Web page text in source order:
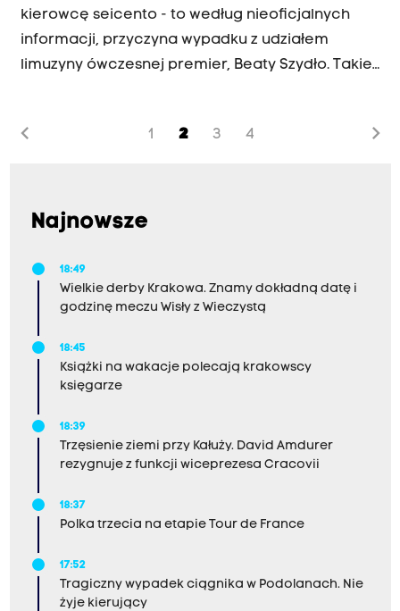
kierowcę seicento - to według nieoficjalnych
informacji, przyczyna wypadku z udziałem
limuzyny ówczesnej premier, Beaty Szydło. Takie
przygotowali dokumenty na podstawie
chevron_left 1 2 3 4 chevron_right
Najnowsze
18:49
Wielkie derby Krakowa. Znamy dokładną datę i
godzinę meczu Wisły z Wieczystą
18:45
Książki na wakacje polecają krakowscy
księgarze
18:39
Trzęsienie ziemi przy Kałuży. David Amdurer
rezygnuje z funkcji wiceprezesa Cracovii
18:37
Polka trzecia na etapie Tour de France
17:52
Tragiczny wypadek ciągnika w Podolanach. Nie
żyje kierujący